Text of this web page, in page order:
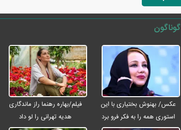
گوناگون
عکس/ بهنوش بختیاری با این
استوری همه را به فکر فرو برد
فیلم/بهاره رهنما راز ماندگاری
هدیه تهرانی را لو داد